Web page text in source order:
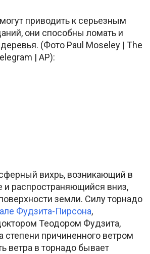
приводить к серьезным
они способны ломать и
(Фото Paul Moseley | The
| AP):
вихрь, возникающий в
и распространяющийся вниз,
земли. Силу торнадо
Фудзита-Пирсона,
Теодором Фудзита,
степени причиненного ветром
ветра в торнадо бывает